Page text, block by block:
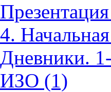
4.
Дневники.
ИЗО (1)